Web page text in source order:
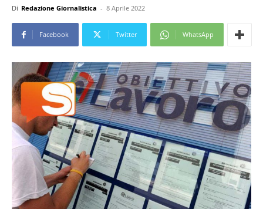
Di Redazione Giornalistica - 8 Aprile 2022
Facebook Twitter WhatsApp